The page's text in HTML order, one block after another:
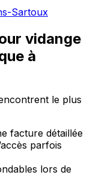
Sartoux
vidange
à
le plus
facture détaillée
parfois
lors de